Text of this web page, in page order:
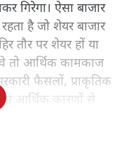
गिरेगा। ऐसा बाजार
है जो शेयर बाजार
तौर पर शेयर हों या
तो आर्थिक कामकाज
फैसलों, प्राकृतिक
आर्थिक कारणों से